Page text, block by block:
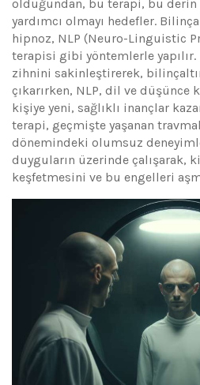
olduğundan, bu terapi, bu
yardımcı olmayı hedefler.
hipnoz, NLP (Neuro-Linguistic
terapisi gibi yöntemlerle
zihnini sakinleştirerek,
çıkarırken, NLP, dil ve düşünce
kişiye yeni, sağlıklı inançlar
terapi, geçmişte yaşanan
dönemindeki olumsuz
duyguların üzerinde çalışarak,
keşfetmesini ve bu engelleri